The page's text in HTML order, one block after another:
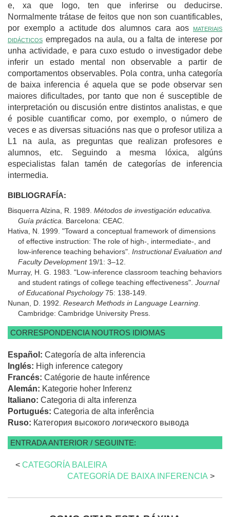
e, xa que logo, ten que inferirse ou deducirse.
Normalmente trátase de feitos que non son cuantificables,
por exemplo a actitude dos alumnos cara aos materiais
didácticos empregados na aula, ou a falta de interese por
unha actividade, e para cuxo estudo o investigador debe
inferir un estado mental non observable a partir de
comportamentos observables. Pola contra, unha categoría
de baixa inferencia é aquela que se pode observar sen
maiores dificultades, por tanto que non é susceptible de
interpretación ou discusión entre distintos analistas, e que
é posible cuantificar como, por exemplo, o número de
veces e as diversas situacións nas que o profesor utiliza a
L1 na aula, as preguntas que realizan profesores e
alumnos, etc. Seguindo a mesma lóxica, algúns
especialistas falan tamén de categorías de inferencia
intermedia.
BIBLIOGRAFÍA:
Bisquerra Alzina, R. 1989. Métodos de investigación educativa.
Guía práctica.
Barcelona: CEAC.
Hativa, N. 1999. "Toward a conceptual framework of dimensions
of effective instruction: The role of high-, intermediate-, and
low-inference teaching behaviors". Instructional Evaluation and
Faculty Development19/1: 3–12.
Murray, H. G. 1983. "Low-inference classroom teaching behaviors
and student ratings of college teaching effectiveness". Journal
of Educational Psychology75: 138-149.
Nunan, D. 1992. Research Methods in Language Learning
Cambridge: Cambridge University Press.
CORRESPONDENCIA NOUTROS IDIOMAS
Español: Categoría de alta inferencia
Inglés: High inference category
Francés: Catégorie de haute inférence
Alemán: Kategorie hoher Inferenz
Italiano: Categoria di alta inferenza
Portugués: Categoria de alta inferência
Ruso: Категория высокого логического вывода
ENTRADA ANTERIOR / SEGUINTE:
< CATEGORÍA BALEIRA
CATEGORÍA DE BAIXA INFERENCIA >